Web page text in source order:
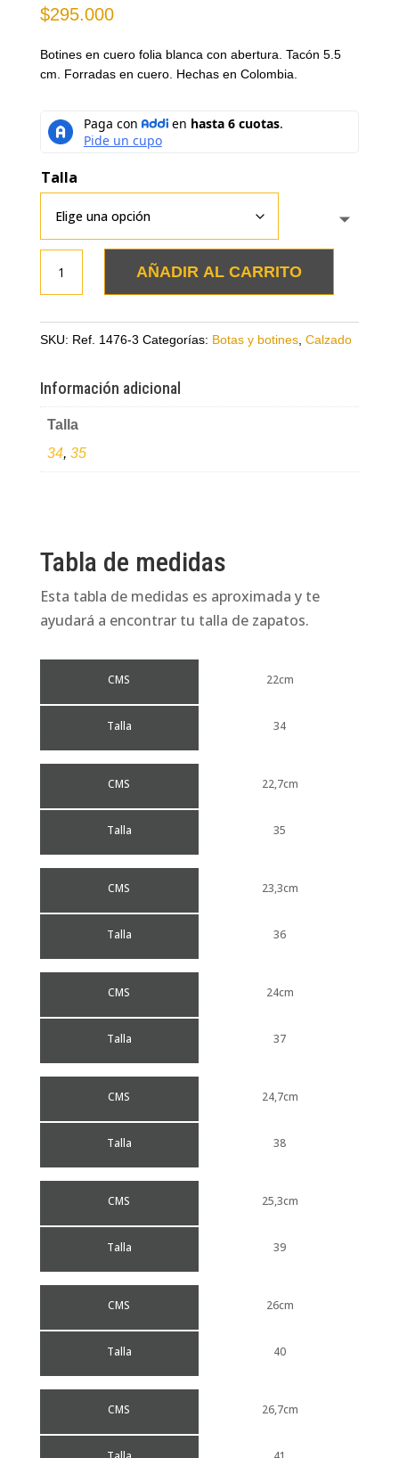
$295.000
Botines en cuero folia blanca con abertura. Tacón 5.5
cm. Forradas en cuero. Hechas en Colombia.
Talla
folia
con
abertura
cantidad
AÑADIR AL CARRITO
SKU: Ref. 1476-3 Categorías: Botas y botines, Calzado
Información adicional
Talla
34, 35
Tabla de medidas
Esta tabla de medidas es aproximada y te
ayudará a encontrar tu talla de zapatos.
CMS
Talla
22cm
34
CMS
Talla
22,7cm
35
CMS
Talla
23,3cm
36
CMS
Talla
24cm
37
CMS
Talla
24,7cm
38
CMS
Talla
25,3cm
39
CMS
Talla
26cm
40
CMS 26,7cm